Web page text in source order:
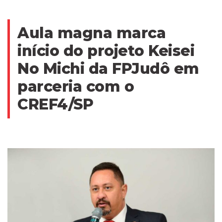
Aula magna marca
início do projeto Keisei
No Michi da FPJudô em
parceria com o
CREF4/SP